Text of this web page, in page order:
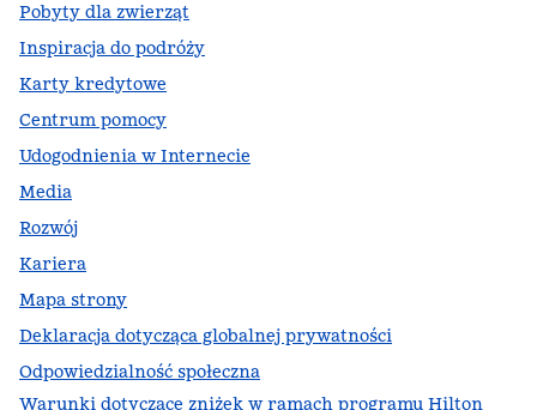
Pobyty dla zwierząt
Inspiracja do podróży
Karty kredytowe
Centrum pomocy
Udogodnienia w Internecie
Media
Rozwój
Kariera
Mapa strony
Deklaracja dotycząca globalnej prywatności
Odpowiedzialność społeczna
Warunki dotyczące zniżek w ramach programu Hilton